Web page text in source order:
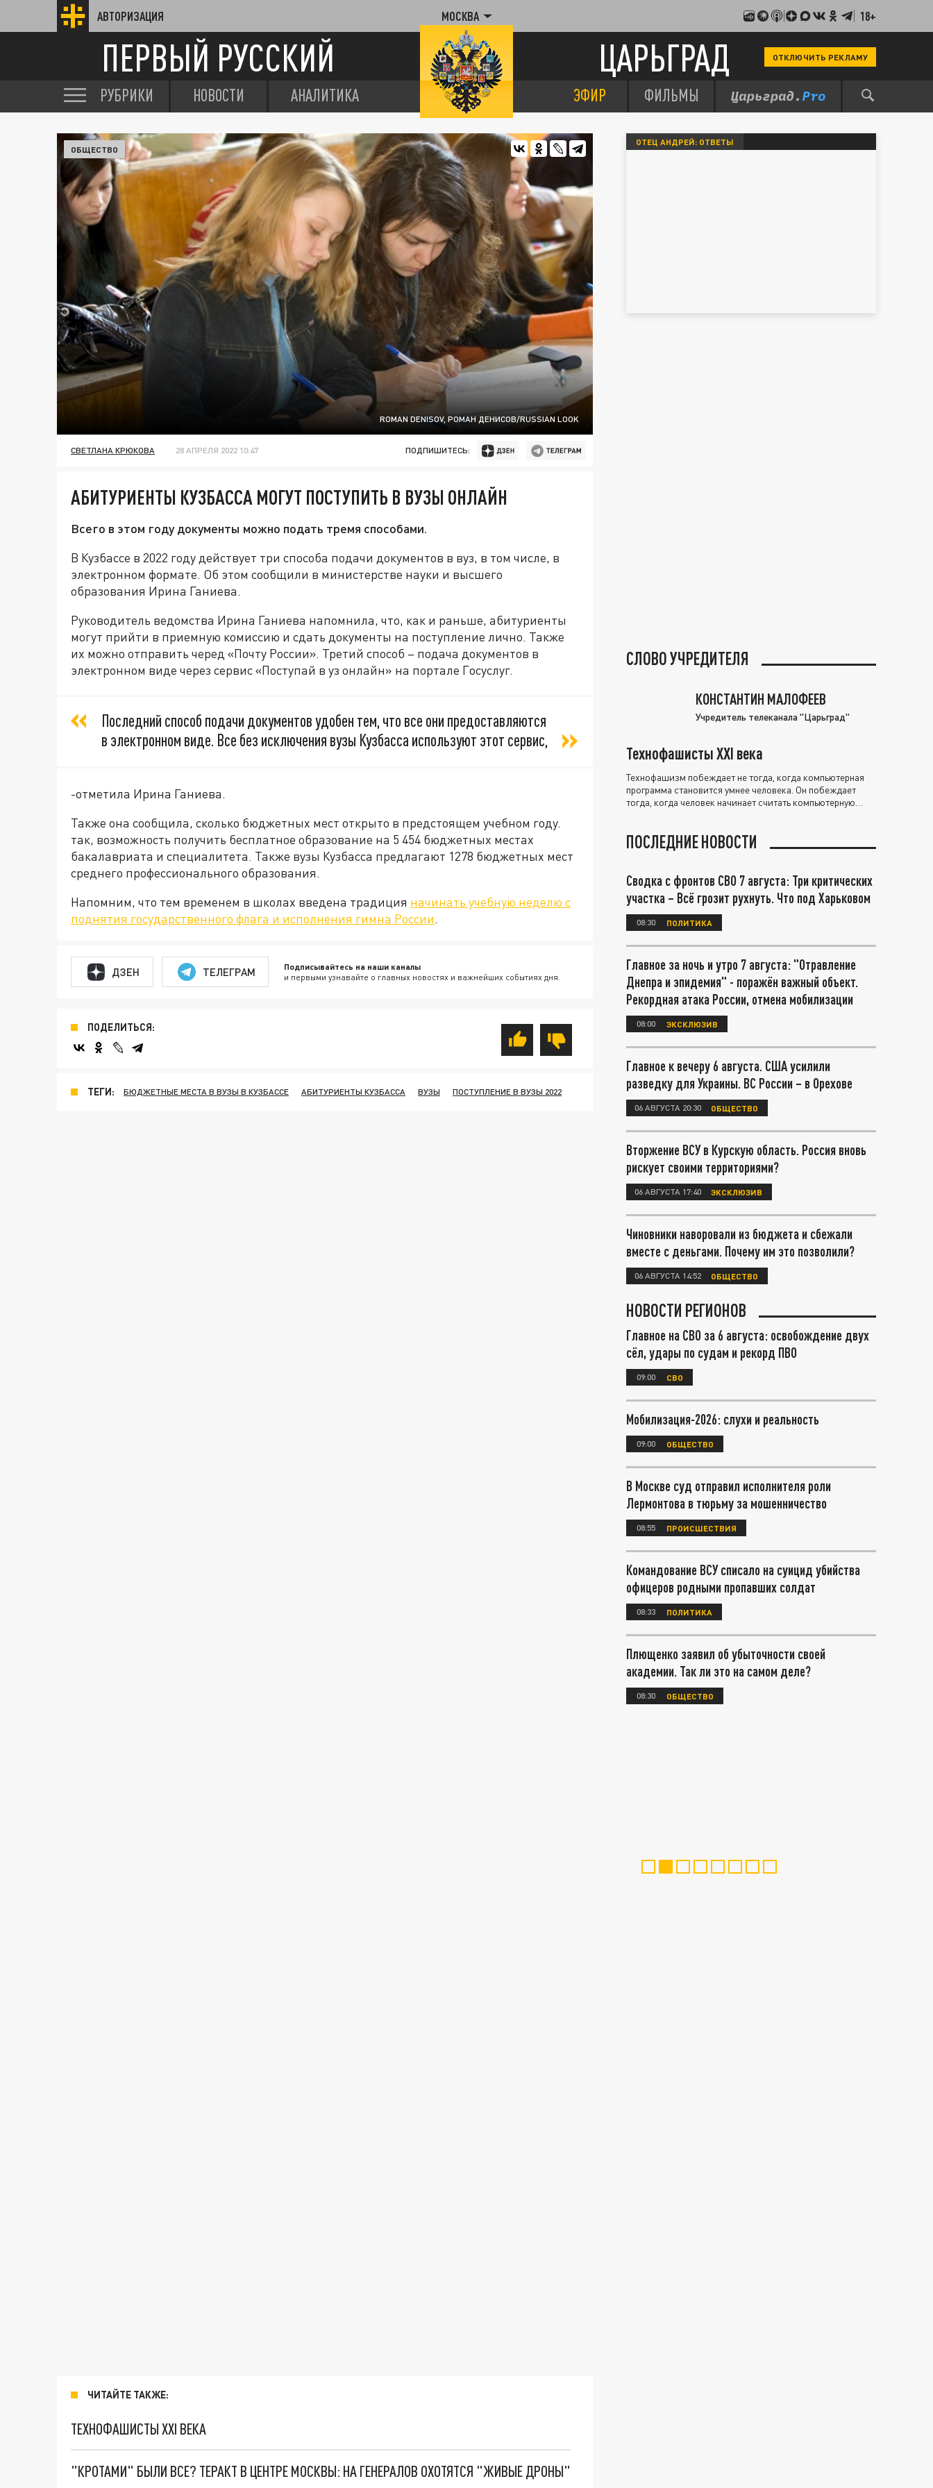
АВТОРИЗАЦИЯ МОСКВА 18+
ПЕРВЫЙ РУССКИЙ ЦАРЬГРАД ОТКЛЮЧИТЬ РЕКЛАМУ
РУБРИКИ НОВОСТИ АНАЛИТИКА ЭФИР ФИЛЬМЫ
ROMAN DENISOV, РОМАН ДЕНИСОВ/RUSSIAN LOOK
ОБЩЕСТВО
СВЕТЛАНА КРЮКОВА 28 АПРЕЛЯ 2022 10:47 ПОДПИШИТЕСЬ:
АБИТУРИЕНТЫ КУЗБАССА МОГУТ ПОСТУПИТЬ В ВУЗЫ ОНЛАЙН
Всего в этом году документы можно подать тремя способами.
В Кузбассе в 2022 году действует три способа подачи документов в вуз, в том числе, в
электронном формате. Об этом сообщили в министерстве науки и высшего
образования Ирина Ганиева.
Руководитель ведомства Ирина Ганиева напомнила, что, как и раньше, абитуриенты
могут прийти в приемную комиссию и сдать документы на поступление лично. Также
их можно отправить черед «Почту России». Третий способ – подача документов в
электронном виде через сервис «Поступай в уз онлайн» на портале Госуслуг.
Последний способ подачи документов удобен тем, что все они предоставляются
в электронном виде. Все без исключения вузы Кузбасса используют этот сервис,
-отметила Ирина Ганиева.
Также она сообщила, сколько бюджетных мест открыто в предстоящем учебном году.
так, возможность получить бесплатное образование на 5 454 бюджетных местах
бакалавриата и специалитета. Также вузы Кузбасса предлагают 1278 бюджетных мест
среднего профессионального образования.
Напомним, что тем временем в школах введена традиция начинать учебную неделю с
поднятия государственного флага и исполнения гимна России.
ДЗЕН ТЕЛЕГРАМ Подписывайтесь на наши каналы
и первыми узнавайте о главных новостях и важнейших событиях дня.
ПОДЕЛИТЬСЯ:
ТЕГИ: БЮДЖЕТНЫЕ МЕСТА В ВУЗЫ В КУЗБАССЕ АБИТУРИЕНТЫ КУЗБАССА ВУЗЫ ПОСТУПЛЕНИЕ В ВУЗЫ 2022
ЧИТАЙТЕ ТАКЖЕ:
ТЕХНОФАШИСТЫ XXI ВЕКА
"КРОТАМИ" БЫЛИ ВСЕ? ТЕРАКТ В ЦЕНТРЕ МОСКВЫ: НА ГЕНЕРАЛОВ ОХОТЯТСЯ "ЖИВЫЕ ДРОНЫ"
ОТЕЦ АНДРЕЙ: ОТВЕТЫ
СЛОВО УЧРЕДИТЕЛЯ
КОНСТАНТИН МАЛОФЕЕВ
Учредитель телеканала "Царьград"
Технофашисты XXI века
Технофашизм побеждает не тогда, когда компьютерная
программа становится умнее человека. Он побеждает
тогда, когда человек начинает считать компьютерную
ПОСЛЕДНИЕ НОВОСТИ
Сводка с фронтов СВО 7 августа: Три критических
участка – Всё грозит рухнуть. Что под Харьковом
08:30 ПОЛИТИКА
Главное за ночь и утро 7 августа: "Отравление
Днепра и эпидемия" - поражён важный объект.
Рекордная атака России, отмена мобилизации
08:00 ЭКСКЛЮЗИВ
Главное к вечеру 6 августа. США усилили
разведку для Украины. ВС России – в Орехове
06 АВГУСТА 20:30 ОБЩЕСТВО
Вторжение ВСУ в Курскую область. Россия вновь
рискует своими территориями?
06 АВГУСТА 17:40 ЭКСКЛЮЗИВ
Чиновники наворовали из бюджета и сбежали
вместе с деньгами. Почему им это позволили?
06 АВГУСТА 14:52 ОБЩЕСТВО
НОВОСТИ РЕГИОНОВ
Главное на СВО за 6 августа: освобождение двух
сёл, удары по судам и рекорд ПВО
09:00 СВО
Мобилизация-2026: слухи и реальность
09:00 ОБЩЕСТВО
В Москве суд отправил исполнителя роли
Лермонтова в тюрьму за мошенничество
08:55 ПРОИСШЕСТВИЯ
Командование ВСУ списало на суицид убийства
офицеров родными пропавших солдат
08:33 ПОЛИТИКА
Плющенко заявил об убыточности своей
академии. Так ли это на самом деле?
08:30 ОБЩЕСТВО